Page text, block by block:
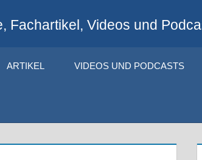
Fachartikel, Videos und
ARTIKEL VIDEOS UND PODCASTS